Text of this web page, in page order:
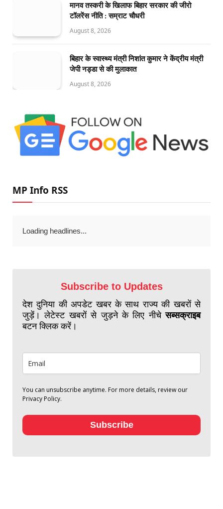
मानव तस्करी के खिलाफ बिहार सरकार की जीरो
टॉलरेंस नीति : सम्राट चौधरी
August 8, 2026
बिहार के स्वास्थ्य मंत्री निशांत कुमार ने केंद्रीय मंत्री
जेपी नड्डा से की मुलाकात
August 8, 2026
MP Info RSS
Loading headlines...
Subscribe to Updates
देश दुनिया की अपडेट खबर के साथ राज्य की खबरों से
जुड़ें। लेटेस्ट खबरों से जुड़ने के लिए नीचेसब्सक्राइब
बटन क्लिक करें।
You can unsubscribe anytime. For more details, review our
Privacy Policy.
Subscribe